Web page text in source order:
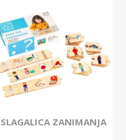
SLAGALICA ZANIMANJA